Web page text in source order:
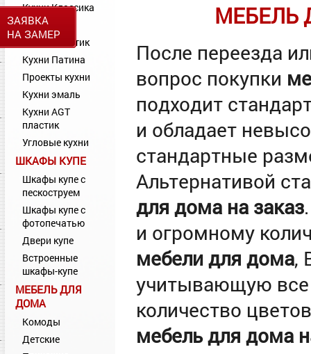
ЗАЯВКА
НА ЗАМЕР
Кухни Классика
Кухни МДФ
Кухни Пластик
Кухни Патина
Проекты кухни
Кухни эмаль
Кухни AGT
пластик
Угловые кухни
ШКАФЫ КУПЕ
Шкафы купе с
пескоструем
Шкафы купе с
фотопечатью
Двери купе
Встроенные
шкафы-купе
МЕБЕЛЬ ДЛЯ
ДОМА
Комоды
Детские
МЕБЕЛЬ
После переезда
вопрос покупки
подходит
и обладает
стандартные
Альтернативой
для дома на заказ
и огромному
мебели для дома,
учитывающую все
количество
мебель для дома